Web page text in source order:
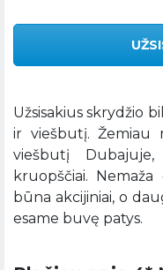
Užsisakius skrydžio
ir viešbutį. Žemiau
viešbutį
kruopščiai.
būna akcijiniai, o
esame buvę patys.